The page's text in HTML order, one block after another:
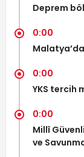
Deprem
0:00
0:00
YKS tercih
0:00
Millî
ve